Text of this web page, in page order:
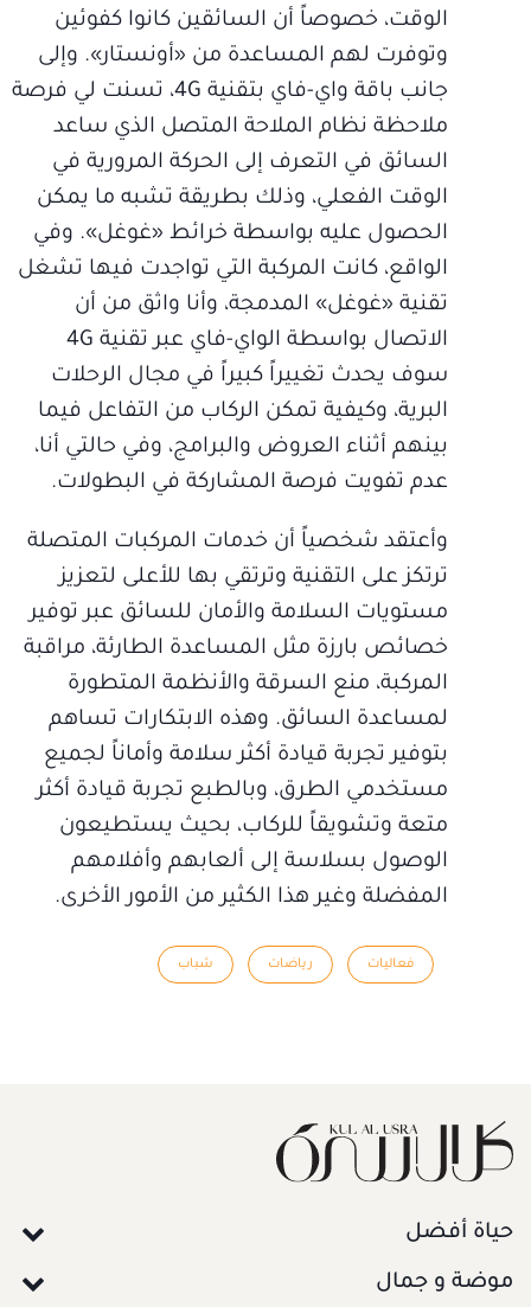
الوقت، خصوصاً أن السائقين كانوا كفوئين
وتوفرت لهم المساعدة من «أونستار». وإلى
جانب باقة واي-فاي بتقنية 4G، تسنت لي فرصة
ملاحظة نظام الملاحة المتصل الذي ساعد
السائق في التعرف إلى الحركة المرورية في
الوقت الفعلي، وذلك بطريقة تشبه ما يمكن
الحصول عليه بواسطة خرائط «غوغل». وفي
الواقع، كانت المركبة التي تواجدت فيها تشغل
تقنية «غوغل» المدمجة، وأنا واثق من أن
الاتصال بواسطة الواي-فاي عبر تقنية 4G
سوف يحدث تغييراً كبيراً في مجال الرحلات
البرية، وكيفية تمكن الركاب من التفاعل فيما
بينهم أثناء العروض والبرامج، وفي حالتي أنا،
عدم تفويت فرصة المشاركة في البطولات.
وأعتقد شخصياً أن خدمات المركبات المتصلة
ترتكز على التقنية وترتقي بها للأعلى لتعزيز
مستويات السلامة والأمان للسائق عبر توفير
خصائص بارزة مثل المساعدة الطارئة، مراقبة
المركبة، منع السرقة والأنظمة المتطورة
لمساعدة السائق. وهذه الابتكارات تساهم
بتوفير تجربة قيادة أكثر سلامة وأماناً لجميع
مستخدمي الطرق، وبالطبع تجربة قيادة أكثر
متعة وتشويقاً للركاب، بحيث يستطيعون
الوصول بسلاسة إلى ألعابهم وأفلامهم
المفضلة وغير هذا الكثير من الأمور الأخرى.
فعاليات رياضات شباب
حياة أفضل
موضة و جمال